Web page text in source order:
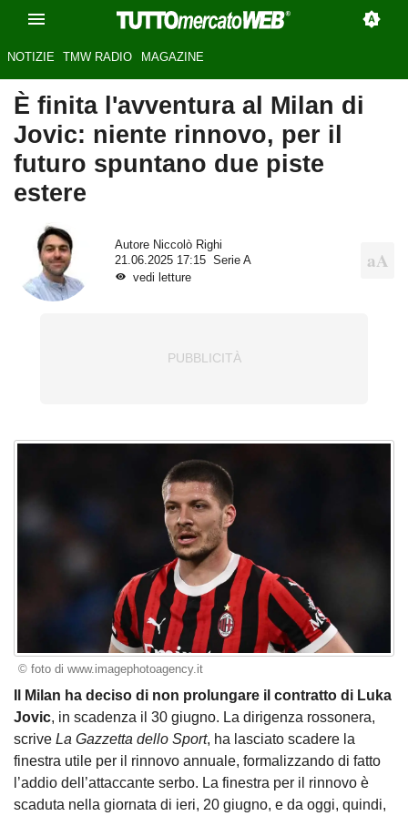
NOTIZIE TMW RADIO MAGAZINE
È finita l'avventura al Milan di
Jovic: niente rinnovo, per il
futuro spuntano due piste
estere
Autore Niccolò Righi
21.06.2025 17:15
Serie A
vedi letture
© foto di www.imagephotoagency.it
Il Milan ha deciso di non prolungare il contratto di Luka
Jovic, in scadenza il 30 giugno. La dirigenza rossonera,
scrive La Gazzetta dello Sport, ha lasciato scadere la
finestra utile per il rinnovo annuale, formalizzando di fatto
l’addio dell’attaccante serbo. La finestra per il rinnovo è
scaduta nella giornata di ieri, 20 giugno, e da oggi, quindi,